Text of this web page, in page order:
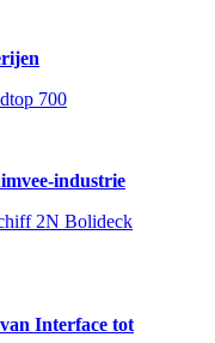
industrie
Interface tot